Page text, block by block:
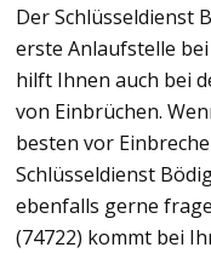
Der Schlüsseldienst
erste Anlaufstelle
hilft Ihnen auch bei
von Einbrüchen.
besten vor
Schlüsseldienst
ebenfalls gerne
(74722) kommt bei